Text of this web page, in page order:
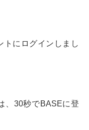
トにログインしまし
、30秒でBASEに登